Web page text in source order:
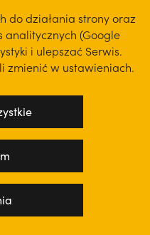
do działania strony oraz
analitycznych (Google
i ulepszać Serwis.
zmienić w ustawieniach.